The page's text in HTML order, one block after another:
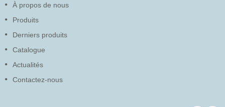
À propos de nous
Produits
Derniers produits
Catalogue
Actualités
Contactez-nous